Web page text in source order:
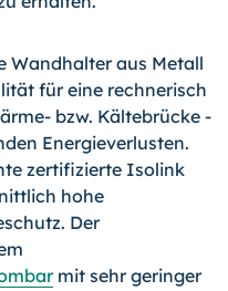
Wandhalter aus Metall
für eine rechnerisch
bzw. Kältebrücke -
Energieverlusten.
zertifizierte Isolink
hohe
Der
mit sehr geringer